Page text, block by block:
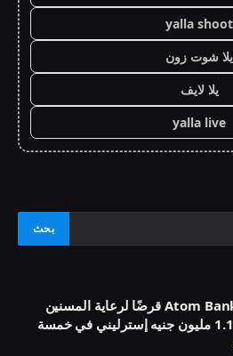
yalla shoot
يلا شوت زون
يلا لايف
yalla live
يقدم Atom Bank قرضًا لرعاية المسنين
بقيمة 1.1 مليون جنيه إسترليني في خمسة